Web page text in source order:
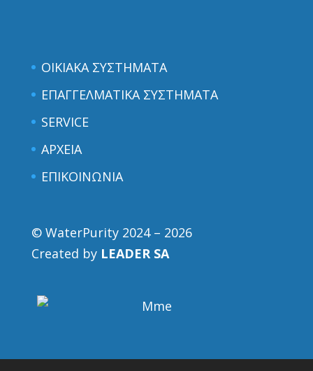
ΟΙΚΙΑΚΑ ΣΥΣΤΗΜΑΤΑ
ΕΠΑΓΓΕΛΜΑΤΙΚΑ ΣΥΣΤΗΜΑΤΑ
SERVICE
ΑΡΧΕΙΑ
ΕΠΙΚΟΙΝΩΝΙΑ
© WaterPurity 2024 – 2026
Created by LEADER SA